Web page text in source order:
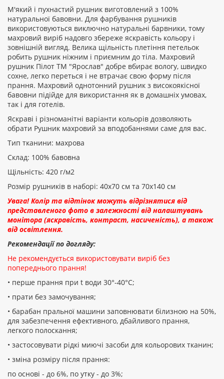
М'який і пухнастий рушник виготовлений з 100%
натуральної бавовни. Для фарбування рушників
використовуються виключно натуральні барвники, тому
махровий виріб надовго збереже яскравість кольору і
зовнішній вигляд. Велика щільність плетіння петельок
робить рушник ніжним і приємним до тіла. Махровий
рушник Пілот ТМ "Ярослав" добре вбирає вологу, швидко
сохне, легко переться і не втрачає свою форму після
прання. Махровий однотонний рушник з високоякісної
бавовни підійде для використання як в домашніх умовах,
так і для готелів.
Яскраві і різноманітні варіанти кольорів дозволяють
обрати Рушник махровий за вподобаннями саме для вас.
Тип тканини: махрова
Склад: 100% бавовна
Щільність: 420 г/м2
Розмір рушників в наборі: 40х70 см та 70х140 см
Увага! Колір та відтінок можуть відрізнятися від
представленого фото в залежності від налаштувань
монітора (яскравість, контраст, насиченість), а також
від освітлення.
Рекомендації по догляду:
Не рекомендується використовувати виріб без
попереднього прання!
• перше прання при t води 30°-40°C;
• прати без замочування;
• барабан пральної машини заповнювати білизною на 50%,
для забезпечення ефективного, дбайливого прання,
легкого полоскання;
• застосовувати рідкі миючі засоби для кольорових тканин;
• зміна розміру після прання:
по основі - до 6%, по утку - до 3%;
Рейтинг:
ПРОДОВЖИТИ